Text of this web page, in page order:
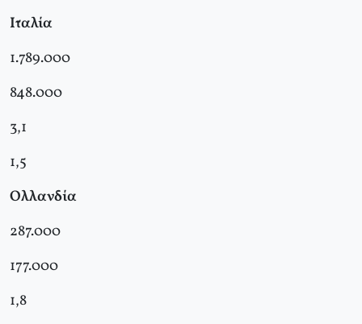
Ιταλία
1.789.000
848.000
3,1
1,5
Ολλανδία
287.000
177.000
1,8